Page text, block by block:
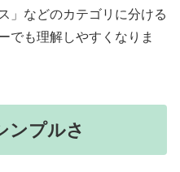
」などのカテゴリに分ける
でも理解しやすくなりま
ンプルさ